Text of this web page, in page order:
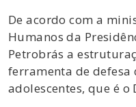
De acordo com a
Humanos da
Petrobrás a
ferramenta de defesa
adolescentes, que é o